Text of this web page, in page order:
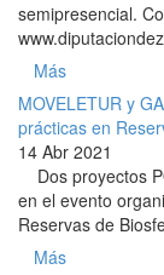
semipresencial.
Más
MOVELETUR y
prácticas en
14 Abr 2021
Dos proyectos
en el evento
Reservas de
Más